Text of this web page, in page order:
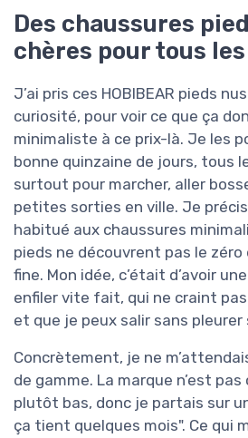
Des chaussures
chères pour tous
J’ai pris ces HOBIBEAR pieds
curiosité, pour voir ce que ça
minimaliste à ce prix-là. Je les
bonne quinzaine de jours, tous
surtout pour marcher, aller
petites sorties en ville. Je
habitué aux chaussures
pieds ne découvrent pas le
fine. Mon idée, c’était d’avoir
enfiler vite fait, qui ne craint
et que je peux salir sans pleurer
Concrètement, je ne
de gamme. La marque n’est
plutôt bas, donc je partais sur
ça tient quelques mois". Ce qui